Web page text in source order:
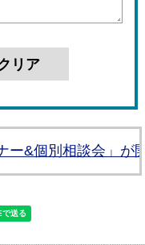
ー&個別相談会」が